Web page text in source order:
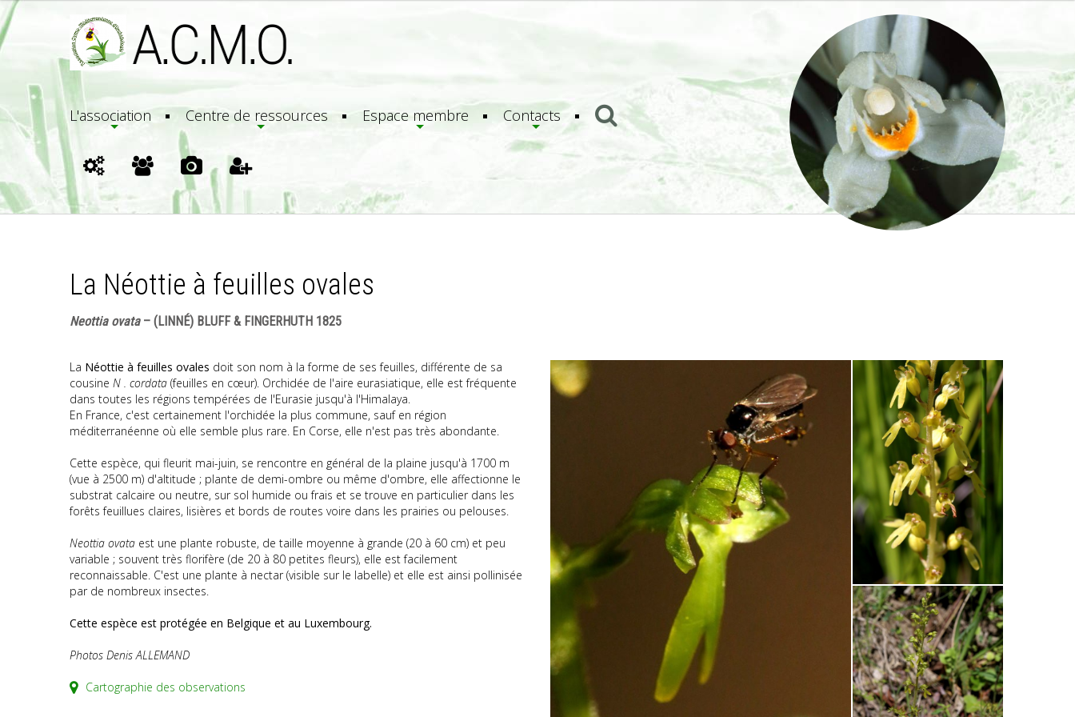
L'association Centre de ressources Espace membre Contacts
La Néottie à feuilles ovales
Neottia ovata– (LINNÉ) BLUFF & FINGERHUTH 1825
La Néottie à feuilles ovales doit son nom à la forme de ses feuilles, différente de sa
cousine N . cordata (feuilles en cœur). Orchidée de l'aire eurasiatique, elle est fréquente
dans toutes les régions tempérées de l'Eurasie jusqu'à l'Himalaya.
En France, c'est certainement l'orchidée la plus commune, sauf en région
méditerranéenne où elle semble plus rare. En Corse, elle n'est pas très abondante.
Cette espèce, qui fleurit mai-juin, se rencontre en général de la plaine jusqu'à 1700 m
(vue à 2500 m) d'altitude ; plante de demi-ombre ou même d'ombre, elle affectionne le
substrat calcaire ou neutre, sur sol humide ou frais et se trouve en particulier dans les
forêts feuillues claires, lisières et bords de routes voire dans les prairies ou pelouses.
Neottia ovata est une plante robuste, de taille moyenne à grande (20 à 60 cm) et peu
variable ; souvent très florifère (de 20 à 80 petites fleurs), elle est facilement
reconnaissable. C'est une plante à nectar (visible sur le labelle) et elle est ainsi pollinisée
par de nombreux insectes.
Cette espèce est protégée en Belgique et au Luxembourg.
Photos Denis ALLEMAND
Cartographie des observations